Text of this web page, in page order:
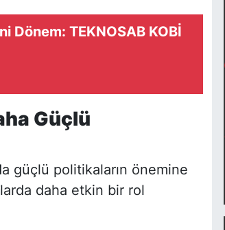
Dönem: TEKNOSAB KOBİ
Güçlü
güçlü politikaların önemine
daha etkin bir rol